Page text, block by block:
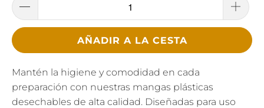
AÑADIR A LA CESTA
Mantén la higiene y comodidad en cada
preparación con nuestras mangas plásticas
desechables de alta calidad. Diseñadas para uso